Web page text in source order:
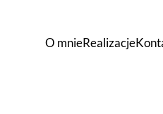
O mnieRealizacje